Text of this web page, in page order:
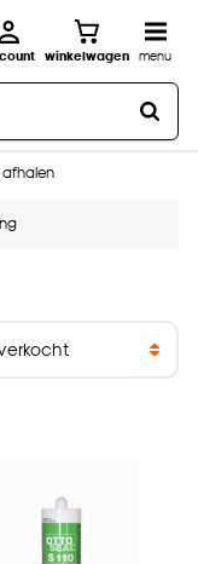
winkelwagen menu
aan huis